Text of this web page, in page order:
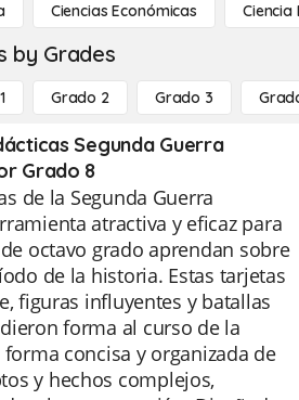
Ciencias Económicas Ciencia
by Grades
Grado 2 Grado 3
Segunda Guerra
Grado 8
de la Segunda Guerra
atractiva y eficaz para
octavo grado aprendan sobre
de la historia. Estas tarjetas
figuras influyentes y batallas
forma al curso de la
concisa y organizada de
y hechos complejos,